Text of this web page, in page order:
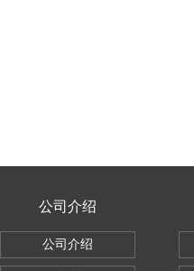
公司介绍
公司介绍